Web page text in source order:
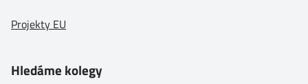
Projekty EU
Hledáme kolegy